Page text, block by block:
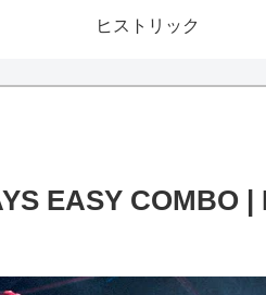
ヒストリック
EASY COMBO